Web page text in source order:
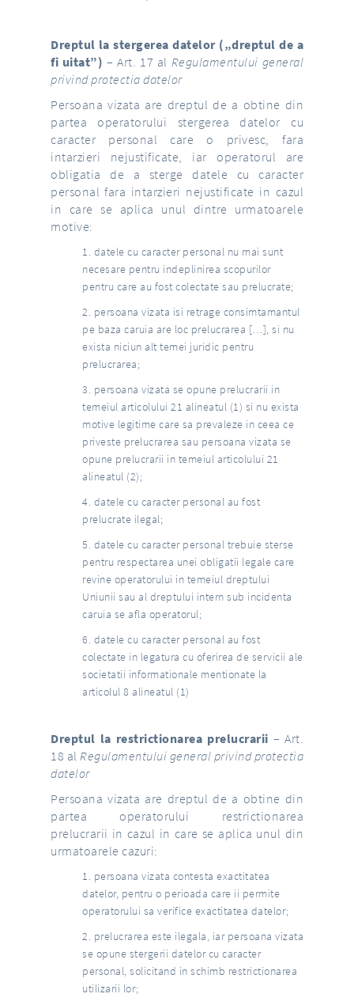
Dreptul la stergerea datelor („dreptul de a
fi uitat”)– Art. 17 al Regulamentului general
privind protectia datelor
Persoana vizata are dreptul de a obtine din
partea operatorului stergerea datelor cu
caracter personal care o privesc, fara
intarzieri nejustificate, iar operatorul are
obligatia de a sterge datele cu caracter
personal fara intarzieri nejustificate in cazul
in care se aplica unul dintre urmatoarele
motive:
datele cu caracter personal nu mai sunt
necesare pentru indeplinirea scopurilor
pentru care au fost colectate sau prelucrate;
persoana vizata isi retrage consimtamantul
pe baza caruia are loc prelucrarea […], si nu
exista niciun alt temei juridic pentru
prelucrarea;
persoana vizata se opune prelucrarii in
temeiul articolului 21 alineatul (1) si nu exista
motive legitime care sa prevaleze in ceea ce
priveste prelucrarea sau persoana vizata se
opune prelucrarii in temeiul articolului 21
alineatul (2);
datele cu caracter personal au fost
prelucrate ilegal;
datele cu caracter personal trebuie sterse
pentru respectarea unei obligatii legale care
revine operatorului in temeiul dreptului
Uniunii sau al dreptului intern sub incidenta
caruia se afla operatorul;
datele cu caracter personal au fost
colectate in legatura cu oferirea de servicii ale
societatii informationale mentionate la
articolul 8 alineatul (1)
Dreptul la restrictionarea prelucrarii – Art.
18 al Regulamentului general privind protectia
datelor
Persoana vizata are dreptul de a obtine din
partea operatorului restrictionarea
prelucrarii in cazul in care se aplica unul din
urmatoarele cazuri:
persoana vizata contesta exactitatea
datelor, pentru o perioada care ii permite
operatorului sa verifice exactitatea datelor;
prelucrarea este ilegala, iar persoana vizata
se opune stergerii datelor cu caracter
personal, solicitand in schimb restrictionarea
utilizarii lor;